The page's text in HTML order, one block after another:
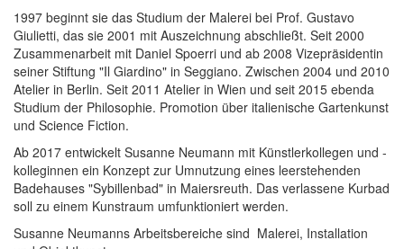
1997 beginnt sie das Studium der Malerei bei Prof. Gustavo
Giulietti, das sie 2001 mit Auszeichnung abschließt. Seit 2000
Zusammenarbeit mit Daniel Spoerri und ab 2008 Vizepräsidentin
seiner Stiftung "Il Giardino" in Seggiano. Zwischen 2004 und 2010
Atelier in Berlin. Seit 2011 Atelier in Wien und seit 2015 ebenda
Studium der Philosophie. Promotion über italienische Gartenkunst
und Science Fiction.
Ab 2017 entwickelt Susanne Neumann mit Künstlerkollegen und -
kolleginnen ein Konzept zur Umnutzung eines leerstehenden
Badehauses "Sybillenbad" in Maiersreuth. Das verlassene Kurbad
soll zu einem Kunstraum umfunktioniert werden.
Susanne Neumanns Arbeitsbereiche sind Malerei, Installation